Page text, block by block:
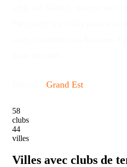
Grand Est
58
clubs
44
villes
Villes avec clubs de